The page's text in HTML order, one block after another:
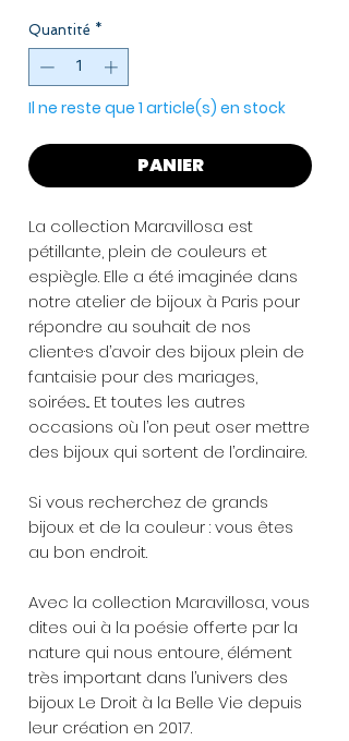
Quantité *
Il ne reste que 1 article(s) en stock
PANIER
La collection Maravillosa est
pétillante, plein de couleurs et
espiègle. Elle a été imaginée dans
notre atelier de bijoux à Paris pour
répondre au souhait de nos
client·e·s d’avoir des bijoux plein de
fantaisie pour des mariages,
soirées... Et toutes les autres
occasions où l’on peut oser mettre
des bijoux qui sortent de l’ordinaire.
Si vous recherchez de grands
bijoux et de la couleur : vous êtes
au bon endroit.
Avec la collection Maravillosa, vous
dites oui à la poésie offerte par la
nature qui nous entoure, élément
très important dans l’univers des
bijoux Le Droit à la Belle Vie depuis
leur création en 2017.